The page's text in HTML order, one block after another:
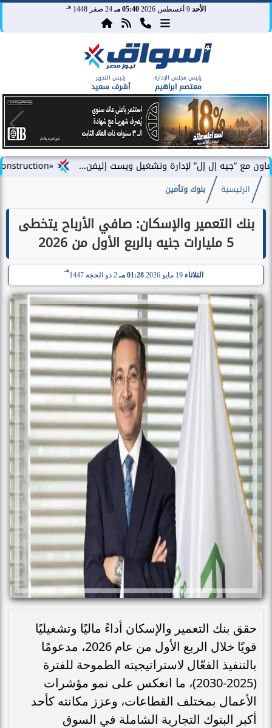
الأحد 05:40 مـ 24 صفر 1448 هـ
رئيس مجلس الإدارة
معتصم ابراهيم
رئيس التحرير
أشرف سعيد
«DAC Construction» تطلق «أركلاين للتطوير العقاري» في مصر وتستعد للإعلان عن محفظة... إل إل” لإدارة وتشغيل ويست إليفن...
الرئيسية بنوك وتأمين
بنك التعمير والإسكان: صافي الأرباح يتخطى
5 مليارات جنيه بالربع الأول من 2026
الثلاثاء 19 مايو 2026 01:28 مـ 2 ذو الحجة 1447
هـ
حقق بنك التعمير والإسكان أداءً ماليًا وتشغيليًا
قويًا خلال الربع الأول من عام 2026، مدعومًا
بالتنفيذ الفعّال لاستراتيجيته الطموحة للفترة
(2025-2030)، ما انعكس على نمو مؤشرات
الأعمال بمختلف القطاعات، وعزز مكانته كأحد
أكبر البنوك التجارية الشاملة في السوق